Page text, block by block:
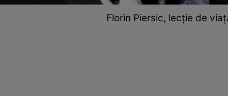
Florin Piersic, lecție de